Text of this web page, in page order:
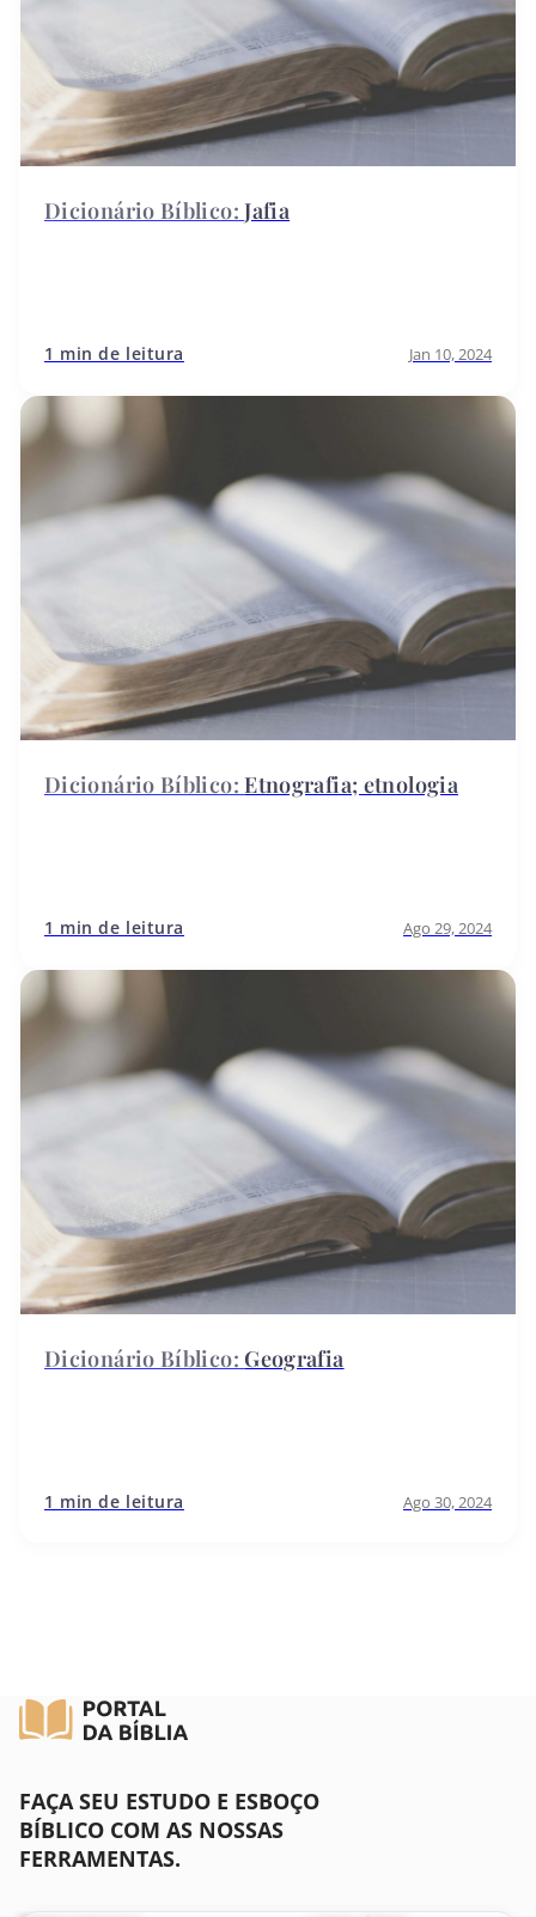
Jafia
1 min de leitura Jan 10, 2024
Etnografia; etnologia
1 min de leitura Ago 29, 2024
Geografia
1 min de leitura Ago 30, 2024
FAÇA SEU ESTUDO E ESBOÇO
BÍBLICO COM AS NOSSAS
FERRAMENTAS.